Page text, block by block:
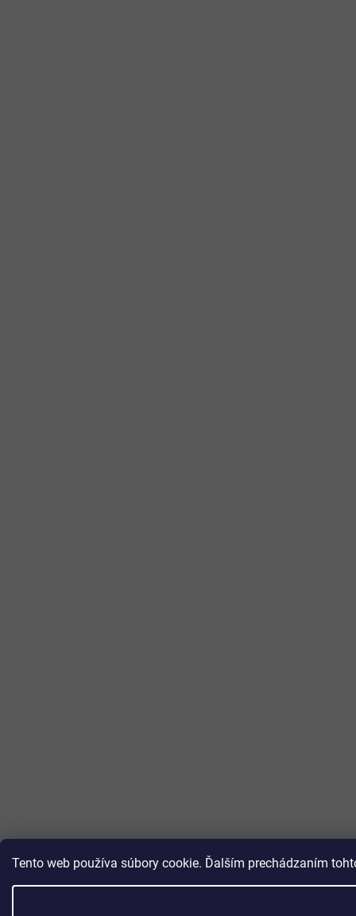
Tento web používa súbory cookie. Ďalším prechádzaním